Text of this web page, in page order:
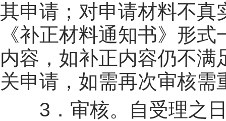
其申请；对申请材料不真
《补正材料通知书》形
内容，如补正内容仍不
关申请，如需再次审核
3．审核。自受理之日